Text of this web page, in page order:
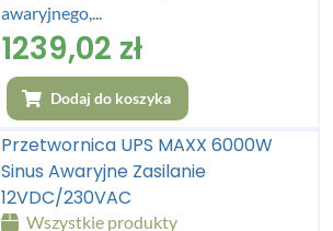
awaryjnego,...
1239,02 zł
Dodaj do koszyka
Przetwornica UPS MAXX 6000W
Sinus Awaryjne Zasilanie
12VDC/230VAC
Wszystkie produkty